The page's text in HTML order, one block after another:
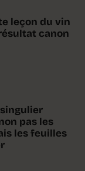
leçon du vin
canon
pas les
les feuilles